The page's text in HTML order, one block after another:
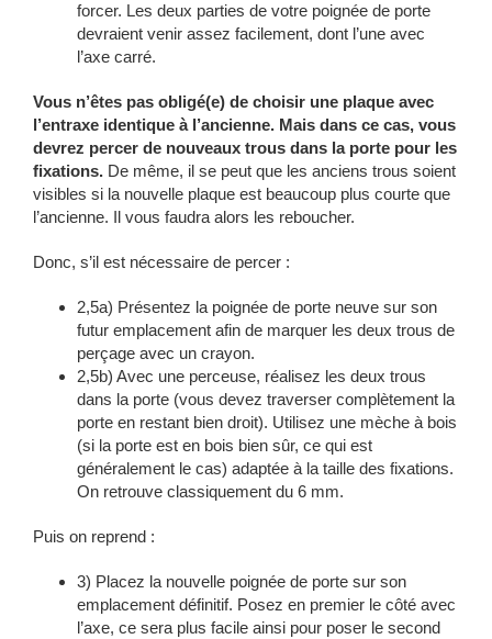
forcer. Les deux parties de votre poignée de porte
devraient venir assez facilement, dont l’une avec
l’axe carré.
Vous n’êtes pas obligé(e) de choisir une plaque avec
l’entraxe identique à l’ancienne. Mais dans ce cas, vous
devrez percer de nouveaux trous dans la porte pour les
fixations. De même, il se peut que les anciens trous soient
visibles si la nouvelle plaque est beaucoup plus courte que
l’ancienne. Il vous faudra alors les reboucher.
Donc, s’il est nécessaire de percer :
2,5a) Présentez la poignée de porte neuve sur son
futur emplacement afin de marquer les deux trous de
perçage avec un crayon.
2,5b) Avec une perceuse, réalisez les deux trous
dans la porte (vous devez traverser complètement la
porte en restant bien droit). Utilisez une mèche à bois
(si la porte est en bois bien sûr, ce qui est
généralement le cas) adaptée à la taille des fixations.
On retrouve classiquement du 6 mm.
Puis on reprend :
3) Placez la nouvelle poignée de porte sur son
emplacement définitif. Posez en premier le côté avec
l’axe, ce sera plus facile ainsi pour poser le second